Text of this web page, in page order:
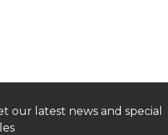
our latest news and special